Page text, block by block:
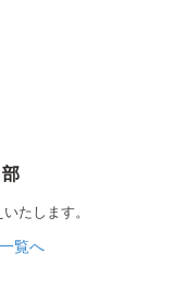
たします。
覧へ